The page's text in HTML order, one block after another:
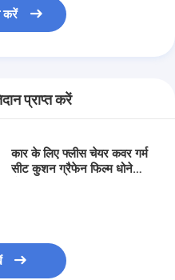
करें
प्राप्त करें
कार के लिए फ्लीस चेयर कवर गर्म
सीट कुशन ग्रैफेन फिल्म धोने